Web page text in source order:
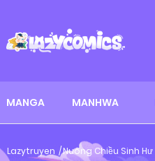
MANGA MANHWA
Lazytruyen Nuông Chiều Sinh Hư